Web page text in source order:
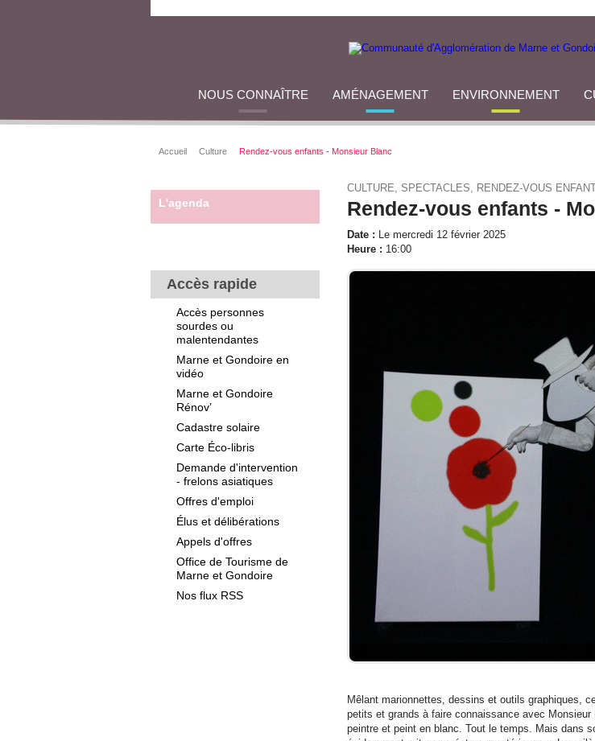
NOUS CONNAÎTRE AMÉNAGEMENT ENVIRONNEMENT
Accueil Culture Rendez-vous enfants - Monsieur Blanc
L'agenda
Accès rapide
Accès personnes
sourdes ou
malentendantes
Marne et Gondoire en
vidéo
Marne et Gondoire
Rénov’
Cadastre solaire
Carte Éco-libris
Demande d'intervention
- frelons asiatiques
Offres d'emploi
Élus et délibérations
Appels d'offres
Office de Tourisme de
Marne et Gondoire
Nos flux RSS
CULTURE, SPECTACLES, RENDEZ-VOUS
Rendez-vous enfants -
Date : Le mercredi 12 février 2025
Heure : 16:00
Mêlant marionnettes, dessins et outils graphiques,
petits et grands à faire connaissance avec
peintre et peint en blanc. Tout le temps. Mais dans